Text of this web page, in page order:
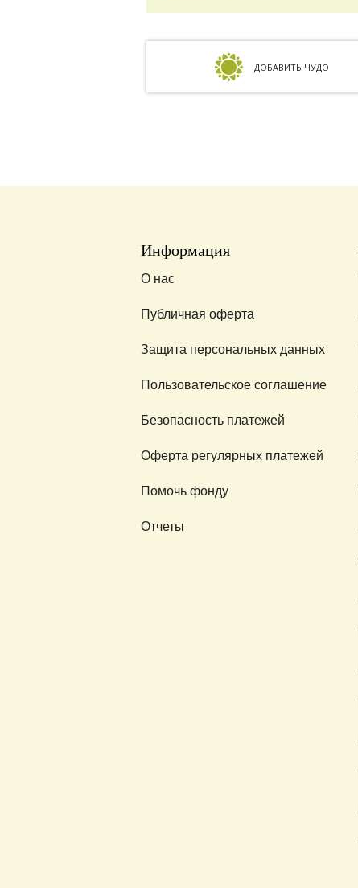
ДОБАВИТЬ ЧУДО
Информация
О нас
Публичная оферта
Защита персональных данных
Пользовательское соглашение
Безопасность платежей
Оферта регулярных платежей
Помочь фонду
Отчеты